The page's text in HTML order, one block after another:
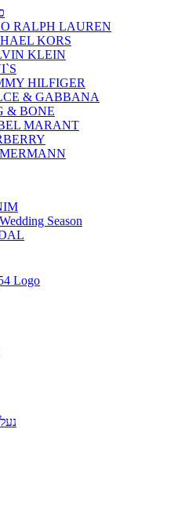
RALPH LAUREN
KORS
KLEIN
HILFIGER
& GABBANA
& BONE
MARANT
Season